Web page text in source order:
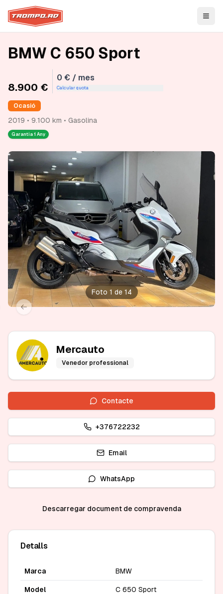
BMW C 650 Sport
8.900 €
0 € / mes
Calcular quota
Ocasió
2019 • 9.100 km • Gasolina
Garantia 1 Any
Previous slide
slide
Foto 1 de 14
Mercauto
Venedor professional
Contacte
+376722232
Email
WhatsApp
Descarregar document de compravenda
Detalls
Marca BMW
Model C 650 Sport